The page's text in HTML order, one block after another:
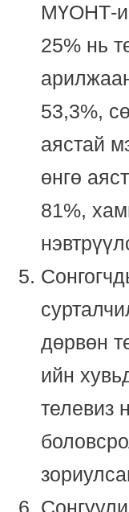
МҮОНТ-
25% нь
53,3%,
аястай
өнгө
81%,
дөрвөн
ийн
телевиз